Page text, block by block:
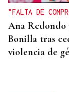
"FALTA DE
Ana
Bonilla tras
violencia de